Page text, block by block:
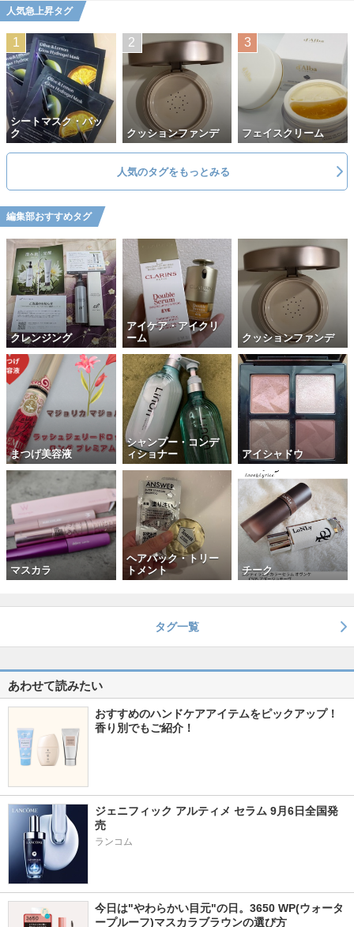
人気急上昇タグ
シートマスク・パッ
ク
クッションファンデ フェイスクリーム
人気のタグをもっとみる
編集部おすすめタグ
クレンジング
アイケア・アイクリ
ーム
クッションファンデ
まつげ美容液
シャンプー・コンデ
ィショナー
アイシャドウ
マスカラ
ヘアパック・トリー
トメント
チーク
タグ一覧
あわせて読みたい
おすすめのハンドケアアイテムをピックアップ！
香り別でもご紹介！
ジェニフィック アルティメ セラム 9月6日全国発
売
ランコム
今日は"やわらかい目元"の日。3650 WP(ウォータ
ープルーフ)マスカラブラウンの選び方